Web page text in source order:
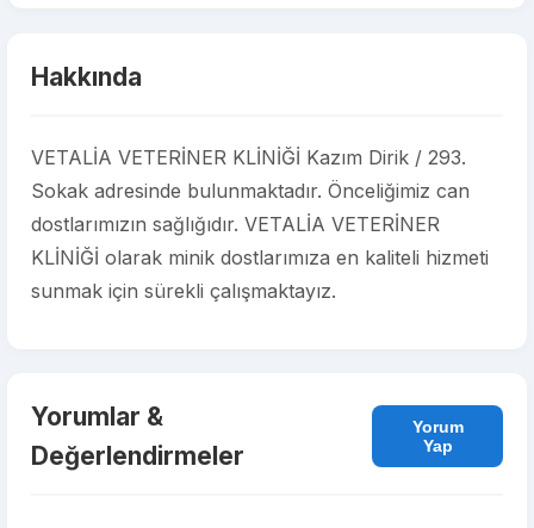
Hakkında
VETALİA VETERİNER KLİNİĞİ Kazım Dirik / 293.
Sokak adresinde bulunmaktadır. Önceliğimiz can
dostlarımızın sağlığıdır. VETALİA VETERİNER
KLİNİĞİ olarak minik dostlarımıza en kaliteli hizmeti
sunmak için sürekli çalışmaktayız.
Yorumlar &
Değerlendirmeler
Yorum
Yap